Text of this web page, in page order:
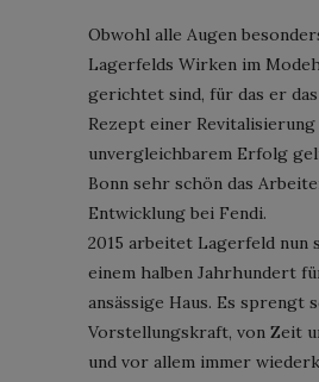
Obwohl alle Augen
Lagerfelds Wirken im
gerichtet sind, für das er
Rezept einer
unvergleichbarem Erfolg
Bonn sehr schön das
Entwicklung bei Fendi.
2015 arbeitet Lagerfeld nun
einem halben Jahrhundert
ansässige Haus. Es sprengt
Vorstellungskraft, von Zeit
und vor allem immer